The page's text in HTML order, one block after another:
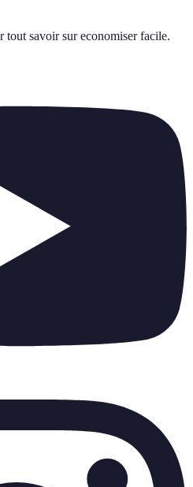
tout savoir sur economiser facile.